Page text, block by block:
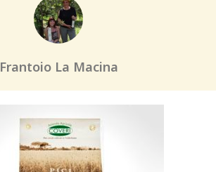
Frantoio La Macina